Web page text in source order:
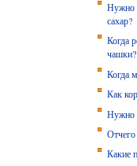
Нужно
сахар?
Когда
чашки?
Когда
Как
Нужно
Отчего
Какие